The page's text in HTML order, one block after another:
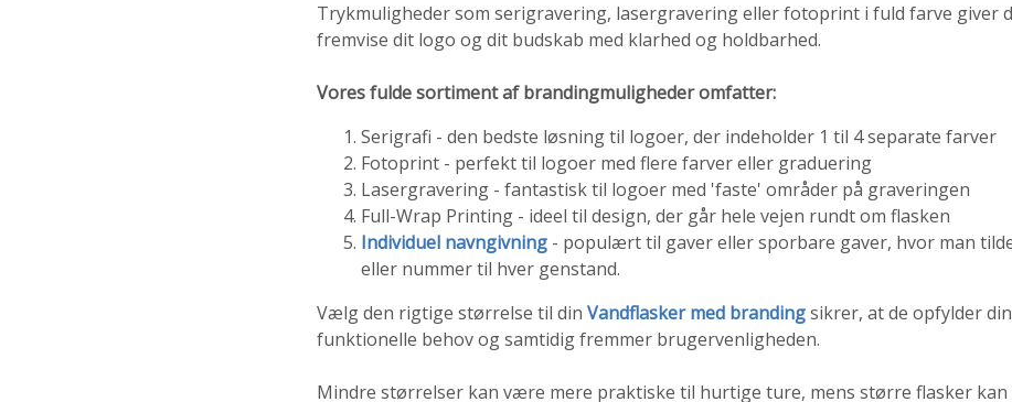
Trykmuligheder som serigravering, lasergravering eller fotoprint i fuld farve giver
fremvise dit logo og dit budskab med klarhed og holdbarhed.
Vores fulde sortiment af brandingmuligheder omfatter:
Serigrafi - den bedste løsning til logoer, der indeholder 1 til 4 separate farver
Fotoprint - perfekt til logoer med flere farver eller graduering
Lasergravering - fantastisk til logoer med 'faste' områder på graveringen
Full-Wrap Printing - ideel til design, der går hele vejen rundt om flasken
Individuel navngivning - populært til gaver eller sporbare gaver, hvor man
eller nummer til hver genstand.
Vælg den rigtige størrelse til din Vandflasker med brandingsikrer, at de opfylder
funktionelle behov og samtidig fremmer brugervenligheden.
Mindre størrelser kan være mere praktiske til hurtige ture, mens større flasker